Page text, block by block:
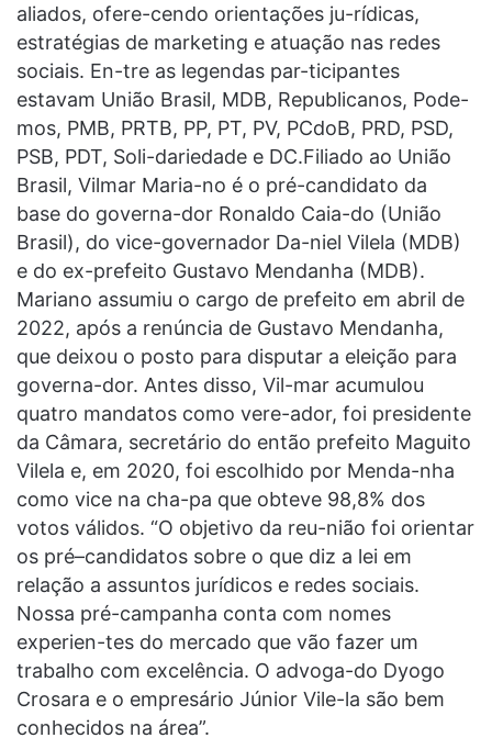
aliados, ofere-cendo orientações ju-rídicas,
estratégias de marketing e atuação nas redes
sociais. En-tre as legendas par-ticipantes
estavam União Brasil, MDB, Republicanos, Pode-
mos, PMB, PRTB, PP, PT, PV, PCdoB, PRD, PSD,
PSB, PDT, Soli-dariedade e DC.Filiado ao União
Brasil, Vilmar Maria-no é o pré-candidato da
base do governa-dor Ronaldo Caia-do (União
Brasil), do vice-governador Da-niel Vilela (MDB)
e do ex-prefeito Gustavo Mendanha (MDB).
Mariano assumiu o cargo de prefeito em abril de
2022, após a renúncia de Gustavo Mendanha,
que deixou o posto para disputar a eleição para
governa-dor. Antes disso, Vil-mar acumulou
quatro mandatos como vere-ador, foi presidente
da Câmara, secretário do então prefeito Maguito
Vilela e, em 2020, foi escolhido por Menda-nha
como vice na cha-pa que obteve 98,8% dos
votos válidos. “O objetivo da reu-nião foi orientar
os pré–candidatos sobre o que diz a lei em
relação a assuntos jurídicos e redes sociais.
Nossa pré-campanha conta com nomes
experien-tes do mercado que vão fazer um
trabalho com excelência. O advoga-do Dyogo
Crosara e o empresário Júnior Vile-la são bem
conhecidos na área”.